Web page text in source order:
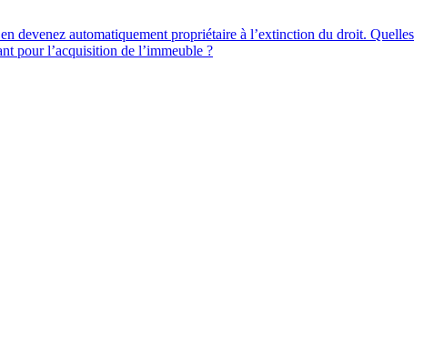
devenez automatiquement propriétaire à l’extinction du droit. Quelles
pour l’acquisition de l’immeuble ?